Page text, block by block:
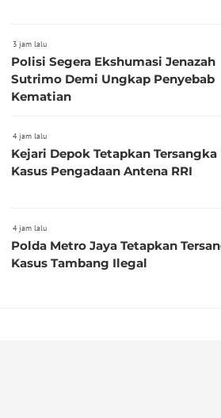
3 jam lalu
Polisi Segera Ekshumasi Jenazah
Sutrimo Demi Ungkap Penyebab
Kematian
4 jam lalu
Kejari Depok Tetapkan Tersangka
Kasus Pengadaan Antena RRI
4 jam lalu
Polda Metro Jaya Tetapkan
Kasus Tambang Ilegal